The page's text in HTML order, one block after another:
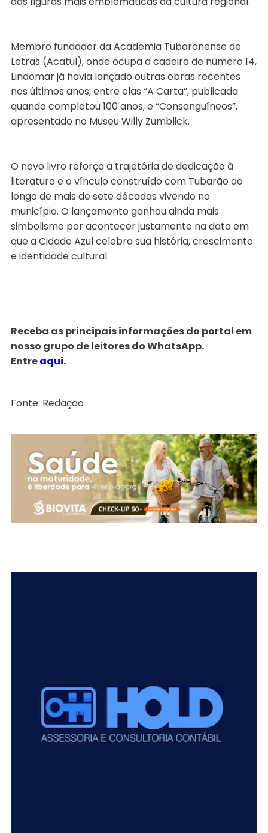
Membro fundador da Academia Tubaronense de
Letras (Acatul), onde ocupa a cadeira de número 14,
Lindomar já havia lançado outras obras recentes
nos últimos anos, entre elas “A Carta”, publicada
quando completou 100 anos, e “Consanguíneos”,
apresentado no Museu Willy Zumblick.
O novo livro reforça a trajetória de dedicação à
literatura e o vínculo construído com Tubarão ao
longo de mais de sete décadas vivendo no
município. O lançamento ganhou ainda mais
simbolismo por acontecer justamente na data em
que a Cidade Azul celebra sua história, crescimento
e identidade cultural.
Receba as principais informações do portal em
nosso grupo de leitores do WhatsApp.
Entreaqui.
Fonte: Redação